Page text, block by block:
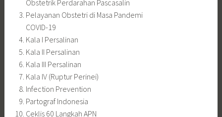
Obstetrik Perdarahan Pascasalin
Pelayanan Obstetri di Masa Pandemi
COVID-19
Kala I Persalinan
Kala II Persalinan
Kala III Persalinan
Kala IV (Ruptur Perinei)
Infection Prevention
Partograf Indonesia
Ceklis 60 Langkah APN